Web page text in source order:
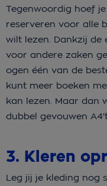
Tegenwoordig hoef
reserveren voor alle
wilt lezen. Dankzij
voor andere zaken
ogen één van de
kunt meer boeken
kan lezen. Maar dan
dubbel gevouwen
3. Kleren
Leg jij je kleding nog